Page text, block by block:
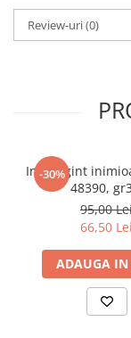
marimea 61
marimea 62
Review-uri(0)
-30%
Inel argint
48390,
95,00
66,50 Lei
ADAUGA IN